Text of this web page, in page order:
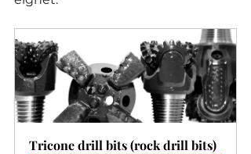
Tricone drill bits (rock drill bits)